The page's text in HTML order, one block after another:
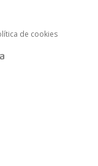
de cookies
Empresa de